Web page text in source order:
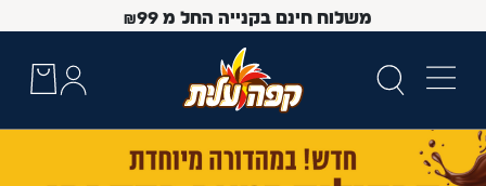
משלוח חינם בקנייה החל מ ₪99